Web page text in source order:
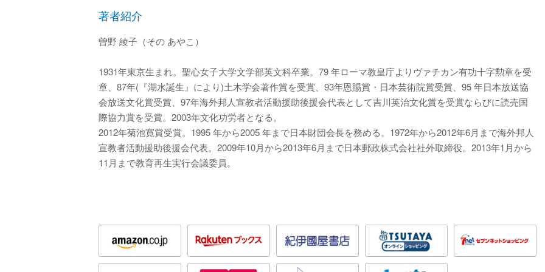
著者紹介
曽野 綾子（その あやこ）
1931年東京生まれ。聖心女子大学文学部英文科卒業。79 年ローマ教皇庁よりヴァチカン有功十字勲章を受
章、87年(『湖水誕生』により)土木学会著作賞を受賞、93年恩賜賞・日本芸術院賞受賞、95 年日本放送協
会放送文化賞受賞、97年海外邦人宣教者活動援助後援会代表として吉川英治文化賞を受賞ならびに読売国
際協力賞を受賞。2003年文化功労者となる。
2012年菊池寛賞受賞。1995 年から2005 年まで日本財団会長を務める。1972年から2012年6月まで海外邦人
宣教者活動援助後援会代表。2009年10月から2013年6月まで日本郵政株式会社社外取締役。2013年1月から
11月まで教育再生実行会議委員。